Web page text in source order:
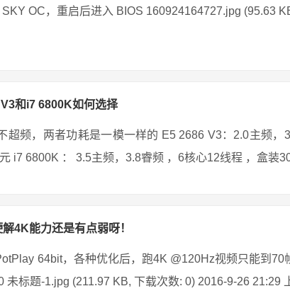
OC，重启后进入 BIOS 160924164727.jpg (95.63
和i7 6800K如何选择
超频，两者功耗是一模一样的 E5 2686 V3：2.0主频，
i7 6800K ： 3.5主频，3.8睿频 ，6核心12线程 ，盒装
4K能力还是有点弱呀！
64bit，各种优化后，跑4K @120Hz视频只能到
未标题-1.jpg (211.97 KB, 下载次数: 0) 2016-9-26 21:29